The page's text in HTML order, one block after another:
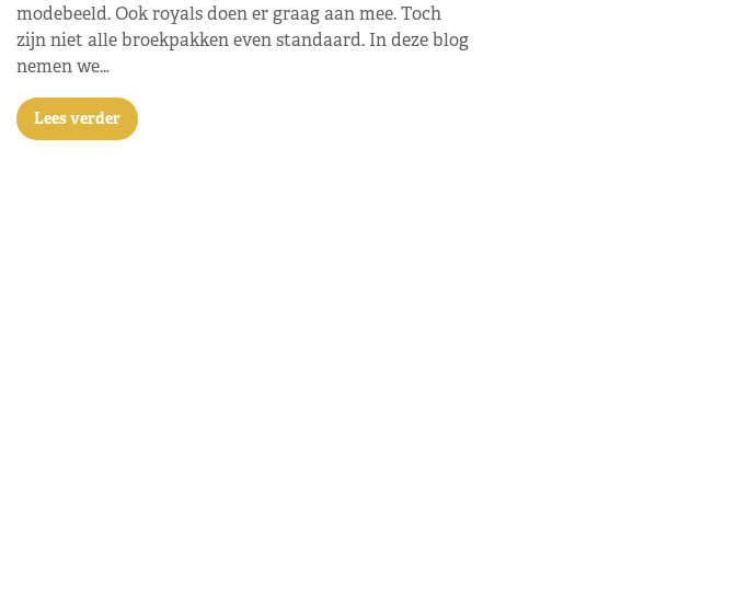
modebeeld. Ook royals doen er graag aan mee. Toch
zijn niet alle broekpakken even standaard. In deze blog
nemen we…
Lees verder